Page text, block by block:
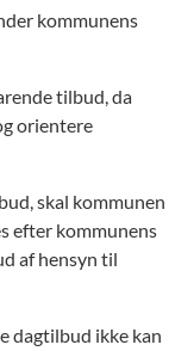
kommunens
tilbud, da
orientere
skal kommunen
efter kommunens
af hensyn til
dagtilbud ikke kan